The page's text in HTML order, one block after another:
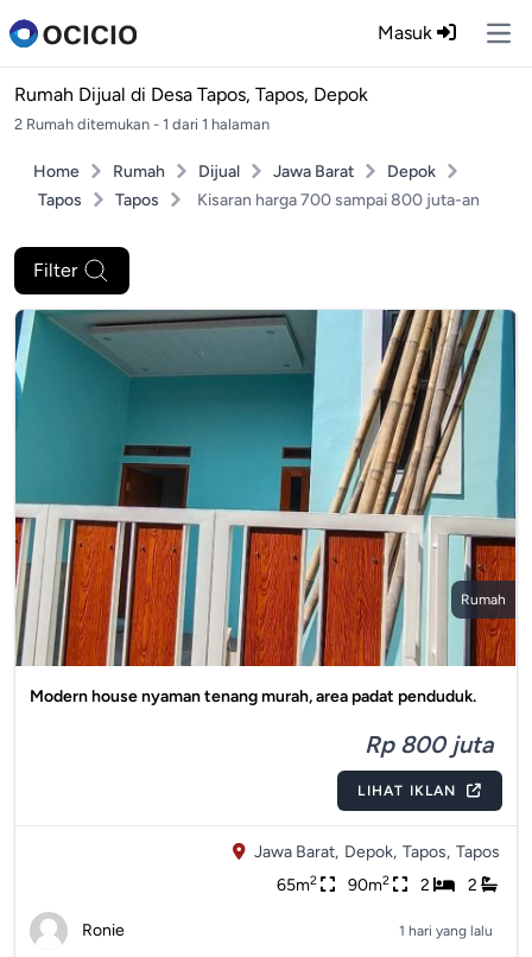
Masuk
Rumah Dijual di Desa Tapos, Tapos, Depok
2 Rumah ditemukan - 1 dari 1 halaman
Home Rumah Dijual Jawa Barat
Depok
Tapos
Tapos Kisaran harga 700 sampai 800 juta-an
Filter
Rumah
Modern house nyaman tenang murah, area padat penduduk.
Rp 800 juta
LIHAT IKLAN
Jawa Barat, Depok, Tapos, Tapos
65m2 90m2 2 2
Ronie 1 hari yang lalu